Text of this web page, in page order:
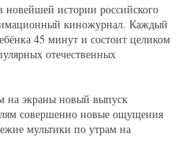
истории российского
киножурнал. Каждый
45 минут и состоит целиком
отечественных
на экраны новый выпуск
совершенно новые ощущения
мультики по утрам на